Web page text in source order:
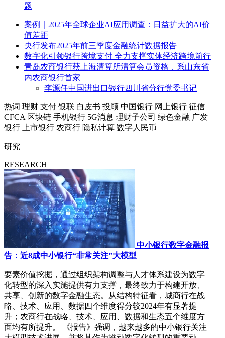
题
案例｜2025年全球企业AI应用调查：日益扩大的AI价
值差距
央行发布2025年前三季度金融统计数据报告
数字化引领银行跨境支付 全力支撑实体经济跨境前行
青岛农商银行获上海清算所清算会员资格，系山东省
内农商银行首家
李源任中国进出口银行四川省分行党委书记
热词 理财 支付 银联 白皮书 投顾 中国银行 网上银行 征信
CFCA 区块链 手机银行 5G消息 理财子公司 绿色金融 广发
银行
上市银行 农商行 隐私计算 数字人民币
研究
RESEARCH
中小银行数字金融报
告：近8成中小银行“非常关注”大模型
要素价值挖掘，通过组织架构调整与人才体系建设为数字
化转型的深入实施提供有力支撑，最终致力于构建开放、
共享、创新的数字金融生态。从结构特征看，城商行在战
略、技术、应用、数据四个维度得分较2024年有显著提
升；农商行在战略、技术、应用、数据和生态五个维度方
面均有所提升。 《报告》强调，越来越多的中小银行关注